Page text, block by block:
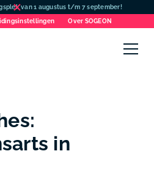
van 1 augustus t/m 7 september!
Over SOGEON
in